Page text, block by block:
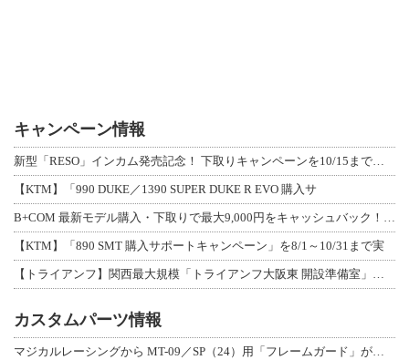
キャンペーン情報
新型「RESO」インカム発売記念！ 下取りキャンペーンを10/15まで延長して開
【KTM】「990 DUKE／1390 SUPER DUKE R EVO 購入サ
B+COM 最新モデル購入・下取りで最大9,000円をキャッシュバック！「B+F
【KTM】「890 SMT 購入サポートキャンペーン」を8/1～10/31まで実
【トライアンフ】関西最大規模「トライアンフ大阪東 開設準備室」がオープン！ 限定
カスタムパーツ情報
マジカルレーシングから MT-09／SP（24）用「フレームガード」が登場！